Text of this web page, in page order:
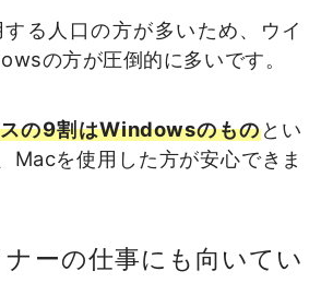
る人口の方が多いため、ウイ
の方が圧倒的に多いです。
の9割はWindowsのものとい
Macを使用した方が安心できま
ーの仕事にも向いてい